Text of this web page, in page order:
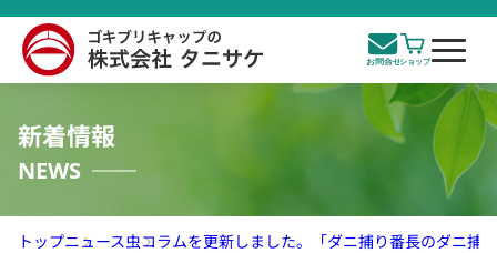
新着情報
NEWS
トップニュース虫コラムを更新しました。「ダニ捕り番長のダニ捕